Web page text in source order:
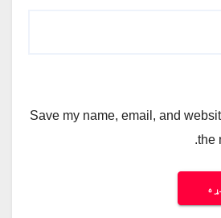
Save my name, email, and
the